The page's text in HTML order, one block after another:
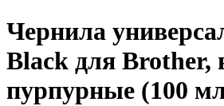
Чернила
Black для Brother,
пурпурные (100